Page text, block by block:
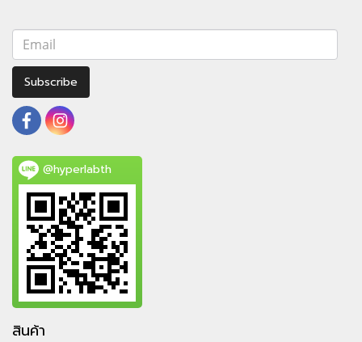
Subscribe
@hyperlabth
สินค้า